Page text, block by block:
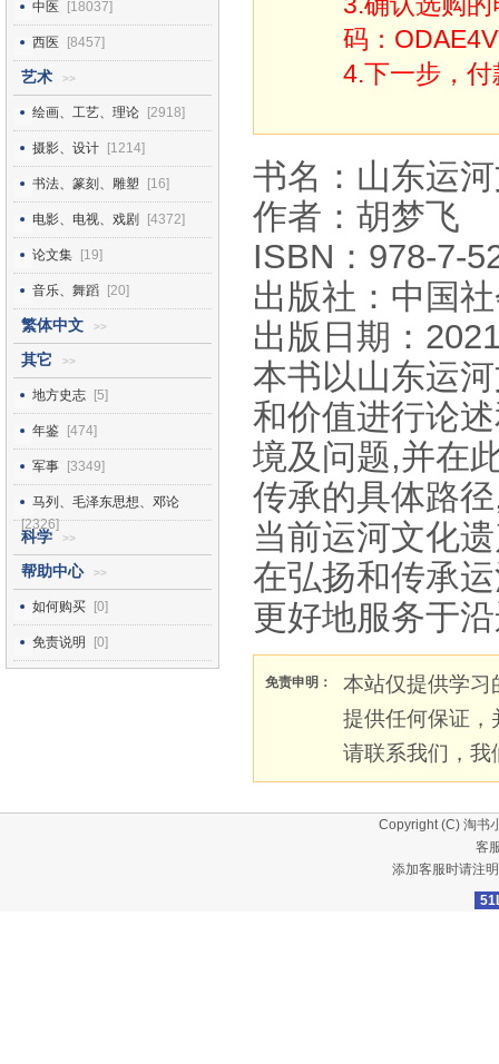
中医 [18037]
西医 [8457]
艺术 >>
绘画、工艺、理论 [2918]
摄影、设计 [1214]
书法、篆刻、雕塑 [16]
电影、电视、戏剧 [4372]
论文集 [19]
音乐、舞蹈 [20]
繁体中文 >>
其它 >>
地方史志 [5]
年鉴 [474]
军事 [3349]
马列、毛泽东思想、邓论
[2326]
科学 >>
帮助中心 >>
如何购买 [0]
免责说明 [0]
码：
4.下一步，
书名：山东运
作者：胡梦飞
ISBN：978-7-
出版社：中国
出版日期：
本书以山东运
和价值进行论
境及问题,并在
传承的具体路
当前运河文化
在弘扬和传承
更好地服务于
免责申明：
本站仅提供学习
提供任何保证，
请联系我们，我
Copyright (C) 淘书
客
添加客服时请注